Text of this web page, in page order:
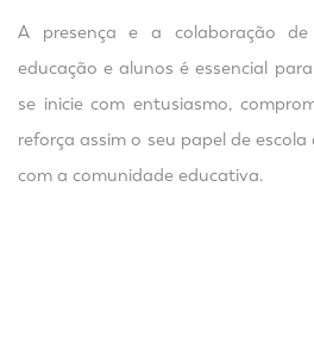
A presença e a colaboração de
educação e alunos é essencial
se inicie com entusiasmo,
reforça assim o seu papel de
com a comunidade educativa.